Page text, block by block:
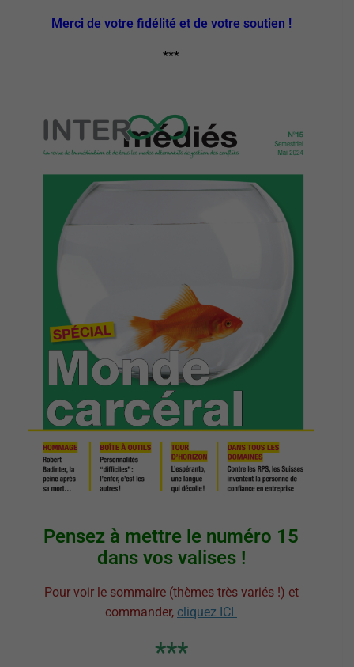
Merci de votre fidélité et de votre soutien !
***
Pensez à mettre le numéro 15
dans vos valises !
Pour voir le sommaire (thèmes très variés !) et
commander, cliquez ICI
***